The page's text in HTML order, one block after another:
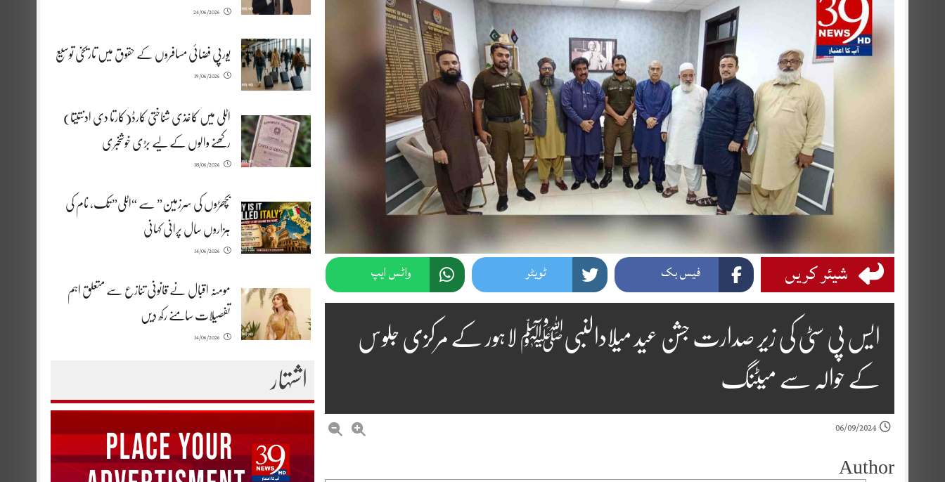
24/06/2026
یورپی فضائی مسافروں کے حقوق میں تاریخی توسیع
19/06/2026
اٹلی میں کاغذی شناختی کارڈ(کارتا دی ادنتیتا)
رکھنے والوں کے لیے بڑی خوشخبری
18/06/2026
بچھڑوں کی سرزمین” سے “اٹلی” تک، نام کی
ہزاروں سال پرانی کہانی
14/06/2026
مومنہ اقبال نے قانونی تنازع سے متعلق اہم
تفصیلات سامنے رکھ دیں
14/06/2026
اشتہار
شیئر کریں فیس بک ٹویٹر واٹس ایپ
ایس پی سٹی کی زیر صدارت جشن عید میلادالنبیﷺ لاہور کے مرکزی جلوس
کے حوالہ سے میٹنگ
06/09/2024
Author